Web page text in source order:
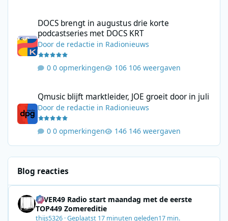
DOCS brengt in augustus drie korte
podcastseries met DOCS KRT
Doorde redactie in Radionieuws
0 opmerkingen 106 weergaven
Qmusic blijft marktleider, JOE groeit door in juli
Doorde redactie in Radionieuws
0 opmerkingen 146 weergaven
Blog reacties
4EVER49 Radio start maandag met de eerste
TOP449 Zomereditie
thijs5326 ·Geplaatst 17 minuten geleden17 min.